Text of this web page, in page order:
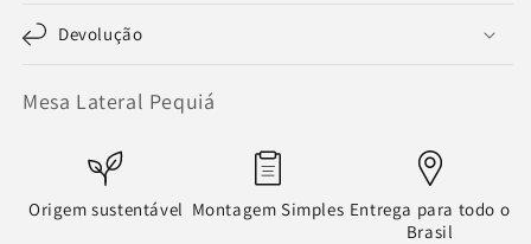
Devolução
Mesa Lateral Pequiá
Origem sustentável Montagem Simples Entrega para todo o
Brasil